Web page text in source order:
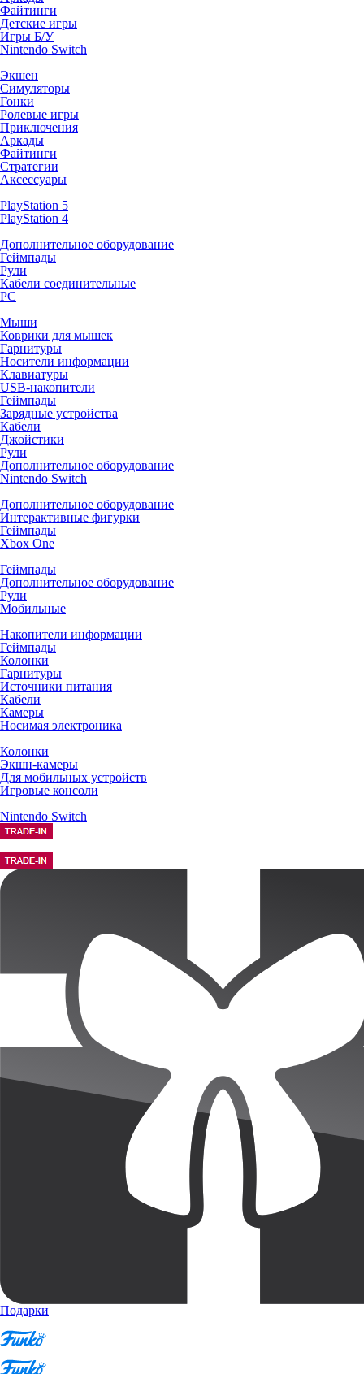
Файтинги
Детские игры
Игры Б/У
Nintendo Switch
Экшен
Симуляторы
Гонки
Ролевые игры
Приключения
Аркады
Файтинги
Стратегии
Аксессуары
PlayStation 5
PlayStation 4
Дополнительное оборудование
Геймпады
Рули
Кабели соединительные
PC
Мыши
Коврики для мышек
Гарнитуры
Носители информации
Клавиатуры
USB-накопители
Геймпады
Зарядные устройства
Кабели
Джойстики
Рули
Дополнительное оборудование
Nintendo Switch
Дополнительное оборудование
Интерактивные фигурки
Геймпады
Xbox One
Геймпады
Дополнительное оборудование
Рули
Мобильные
Накопители информации
Геймпады
Колонки
Гарнитуры
Источники питания
Кабели
Камеры
Носимая электроника
Колонки
Экшн-камеры
Для мобильных устройств
Игровые консоли
Nintendo Switch
Подарки